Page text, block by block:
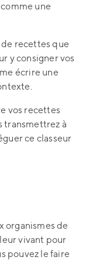
une
recettes que
y consigner vos
écrire une
vos recettes
transmettrez à
ce classeur
organismes de
vivant pour
pouvez le faire